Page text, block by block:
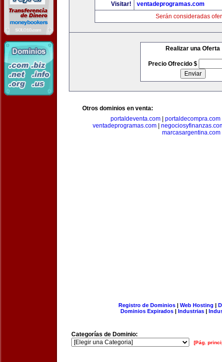
Visitar!
ventadeprogramas.com
Serán consideradas
Realizar una Oferta
Precio Ofrecido $
Otros dominios en venta:
portaldeventa.com
portaldecompra.com
ventadeprogramas.com|
marcasargentina.com
Registro de Dominios| Web Hosting |
Dominios Expirados | Industrias |
Categorías de Dominio:
[Pág.